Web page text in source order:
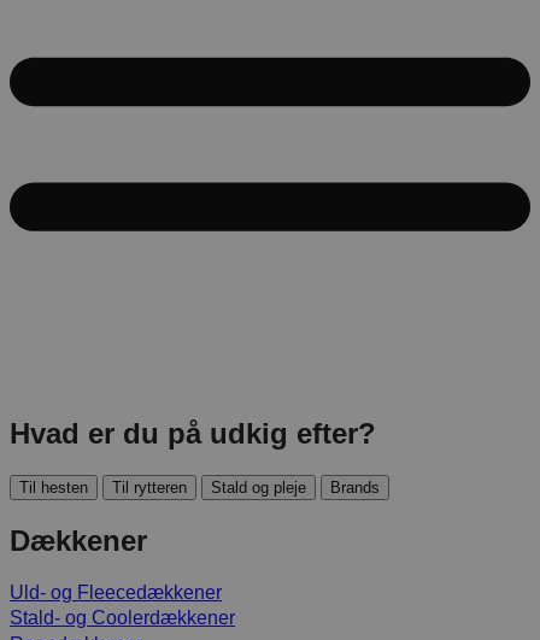
Hvad er du på udkig efter?
Til hesten Til rytteren Stald og pleje Brands
Dækkener
Uld- og Fleecedækkener
Stald- og Coolerdækkener